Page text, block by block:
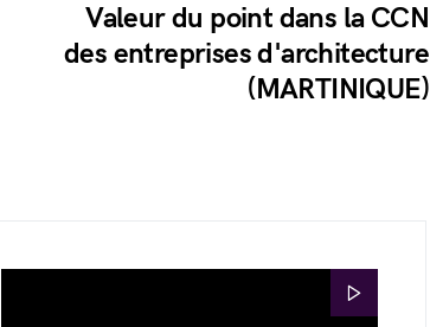
Valeur du point dans la CCN
des entreprises d'architecture
(MARTINIQUE)